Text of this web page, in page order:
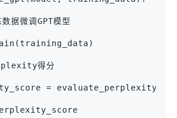
据微调GPT模型
得分
=